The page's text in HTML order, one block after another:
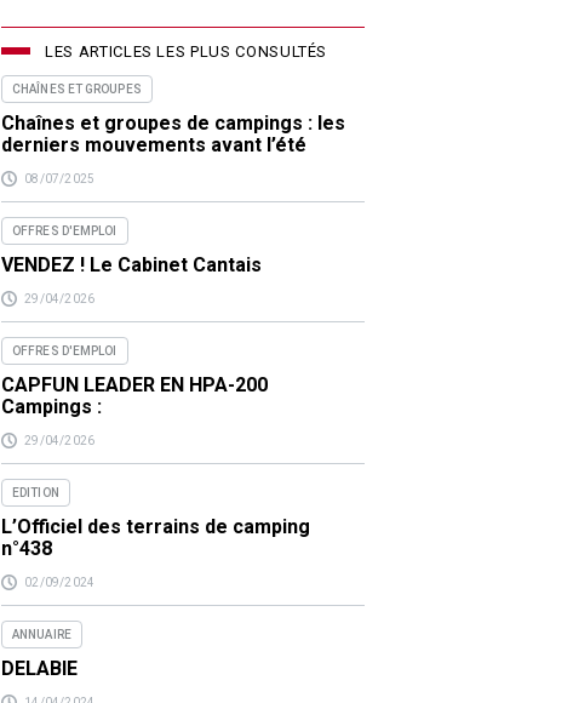
LES ARTICLES LES PLUS CONSULTÉS
CHAÎNES ET GROUPES
Chaînes et groupes de campings : les
derniers mouvements avant l’été
08/07/2025
OFFRES D'EMPLOI
VENDEZ ! Le Cabinet Cantais
29/04/2026
OFFRES D'EMPLOI
CAPFUN LEADER EN HPA-200
Campings :
29/04/2026
EDITION
L’Officiel des terrains de camping
n°438
02/09/2024
ANNUAIRE
DELABIE